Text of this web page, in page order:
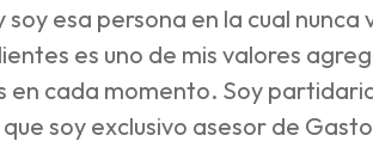
esa persona en la cual
es uno de mis valores
cada momento. Soy
soy exclusivo asesor de